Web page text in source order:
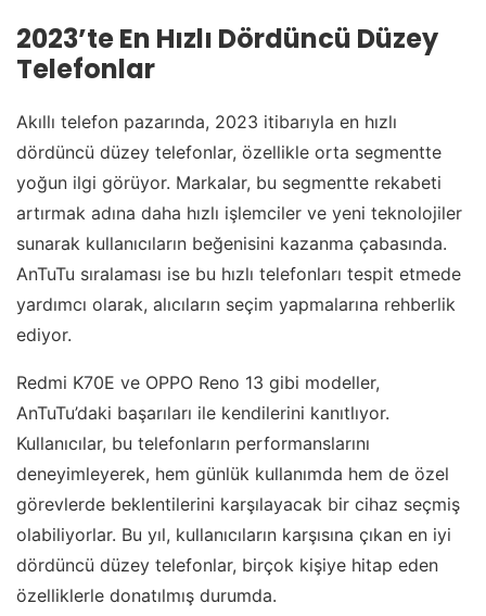
2023’te En Hızlı Dördüncü Düzey
Telefonlar
Akıllı telefon pazarında, 2023 itibarıyla en hızlı
dördüncü düzey telefonlar, özellikle orta segmentte
yoğun ilgi görüyor. Markalar, bu segmentte rekabeti
artırmak adına daha hızlı işlemciler ve yeni teknolojiler
sunarak kullanıcıların beğenisini kazanma çabasında.
AnTuTu sıralaması ise bu hızlı telefonları tespit etmede
yardımcı olarak, alıcıların seçim yapmalarına rehberlik
ediyor.
Redmi K70E ve OPPO Reno 13 gibi modeller,
AnTuTu’daki başarıları ile kendilerini kanıtlıyor.
Kullanıcılar, bu telefonların performanslarını
deneyimleyerek, hem günlük kullanımda hem de özel
görevlerde beklentilerini karşılayacak bir cihaz seçmiş
olabiliyorlar. Bu yıl, kullanıcıların karşısına çıkan en iyi
dördüncü düzey telefonlar, birçok kişiye hitap eden
özelliklerle donatılmış durumda.